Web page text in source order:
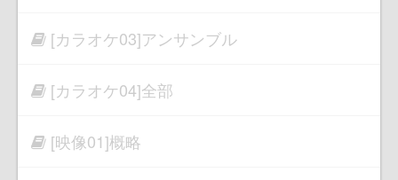
[カラオケ03]アンサンブル
[カラオケ04]全部
[映像01]概略